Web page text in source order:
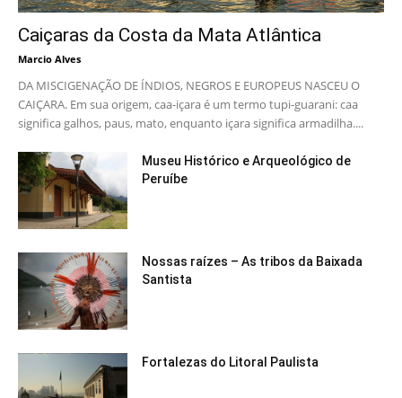
Caiçaras da Costa da Mata Atlântica
Marcio Alves
DA MISCIGENAÇÃO DE ÍNDIOS, NEGROS E EUROPEUS NASCEU O
CAIÇARA. Em sua origem, caa-içara é um termo tupi-guarani: caa
significa galhos, paus, mato, enquanto içara significa armadilha....
Museu Histórico e Arqueológico de
Peruíbe
Nossas raízes – As tribos da Baixada
Santista
Fortalezas do Litoral Paulista